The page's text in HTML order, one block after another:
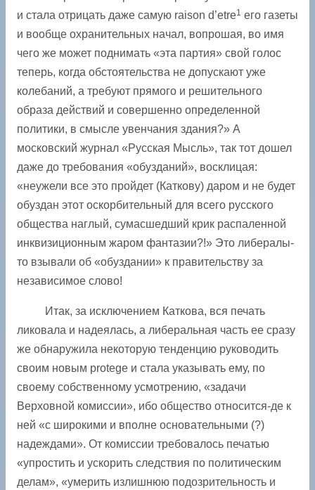
и стала отрицать даже самую raison d’etre1 его газеты
и вообще охранительных начал, вопрошая, во имя
чего же может поднимать «эта партия» свой голос
теперь, когда обстоятельства не допускают уже
колебаний, а требуют прямого и решительного
образа действий и совершенно определенной
политики, в смысле увенчания здания?» А
московский журнал «Русская Мысль», так тот дошел
даже до требования «обузданий», восклицая:
«неужели все это пройдет (Каткову) даром и не будет
обуздан этот оскорбительный для всего русского
общества наглый, сумасшедший крик распаленной
инквизиционным жаром фантазии?!» Это либералы-
то взывали об ­«обуздании» к правительству за
независимое слово!
Итак, за исключением Каткова, вся печать
ликовала и надеялась, а либеральная часть ее сразу
же обнаружила некоторую тенденцию руководить
своим новым protege и стала указывать ему, по
своему собственному усмотрению, «задачи
Верховной комиссии», ибо общество относится-де к
ней «с широкими и вполне основательными (?)
надеждами». От комиссии требовалось печатью
«упростить и ускорить следствия по политическим
делам», «умерить излишнюю подозрительность и